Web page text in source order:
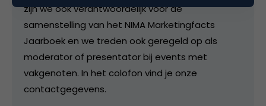
zijn we ook verantwoordelijk voor de
samenstelling van het NIMA Marketingfacts
Jaarboek en we treden ook geregeld op als
moderator of presentator bij events met
vakgenoten. In het colofon vind je onze
contactgegevens.